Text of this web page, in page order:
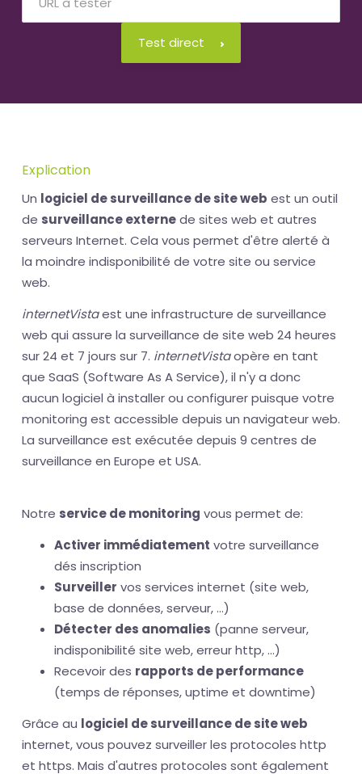
Test direct
Explication
Un logiciel de surveillance de site web est un outil
de surveillance externede sites web et autres
serveurs Internet. Cela vous permet d'être alerté à
la moindre indisponibilité de votre site ou service
web.
internetVistaest une infrastructure de surveillance
web qui assure la surveillance de site web 24 heures
sur 24 et 7 jours sur 7. internetVistaopère en tant
que SaaS (Software As A Service), il n'y a donc
aucun logiciel à installer ou configurer puisque votre
monitoring est accessible depuis un navigateur web.
La surveillance est exécutée depuis 9 centres de
surveillance en Europe et USA.
Notre service de monitoring vous permet de:
Activer immédiatement votre surveillance
dés inscription
Surveiller vos services internet (site web,
base de données, serveur, ...)
Détecter des anomalies (panne serveur,
indisponibilité site web, erreur http, ...)
Recevoir des rapports de performance
(temps de réponses, uptime et downtime)
Grâce au logiciel de surveillance de site web
internet, vous pouvez surveiller les protocoles http
et https. Mais d'autres protocoles sont également